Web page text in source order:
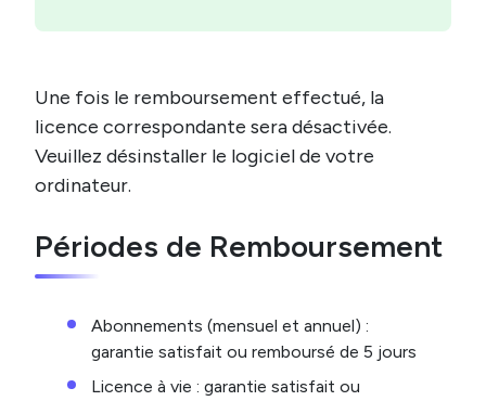
Une fois le remboursement effectué, la
licence correspondante sera désactivée.
Veuillez désinstaller le logiciel de votre
ordinateur.
Périodes de Remboursement
Abonnements (mensuel et annuel) :
garantie satisfait ou remboursé de 5 jours
Licence à vie : garantie satisfait ou